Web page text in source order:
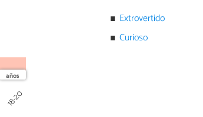
18-20
Extrovertido
Curioso